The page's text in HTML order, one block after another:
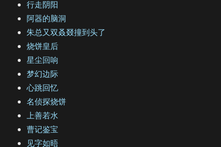
行走阴阳
阿器的脑洞
朱总又双叒叕撞到头了
烧饼皇后
星尘回响
梦幻边际
心跳回忆
名侦探烧饼
上善若水
曹记鉴宝
见字如晤